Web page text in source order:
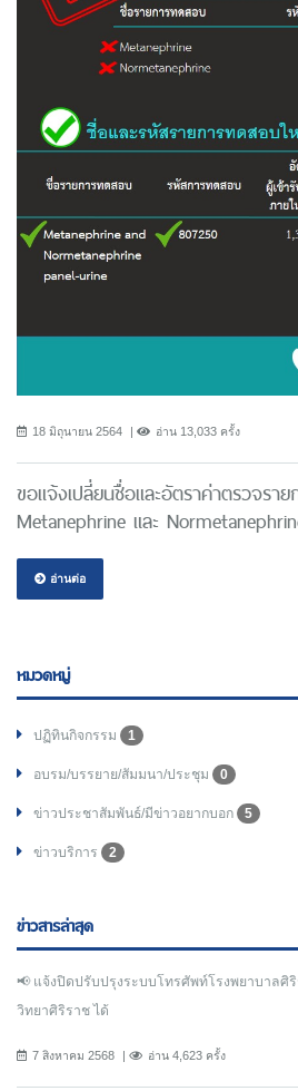
18 มิถุนายน 2564 อ่าน 13,033 ครั้ง
ขอแจ้งเปลี่ยนชื่อและอัตราค่าตรวจรา
Metanephrine และ
อ่านต่อ
หมวดหมู่
ปฏิทินกิจกรรม 1
อบรม/บรรยาย/สัมมนา/ประชุม 0
ข่าวประชาสัมพันธ์/มีข่าวอยากบอก 5
ข่าวบริการ 2
ข่าวสารล่าสุด
📢 แจ้งปิดปรับปรุงระบบโทรศัพท์โรงพยาบาลศิ
วิทยาศิริราช ได้
7 สิงหาคม 2568 อ่าน 4,623 ครั้ง